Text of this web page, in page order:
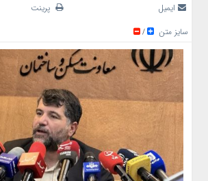
ایمیل
پرینت
سایز متن
/